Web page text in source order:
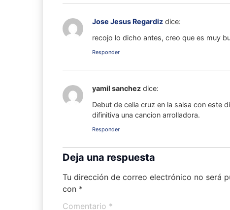
Jose Jesus Regardiz dice:
recojo lo dicho antes, creo que es muy
Responder
yamil sanchez dice:
Debut de celia cruz en la salsa con este
difinitiva una cancion arrolladora.
Responder
Deja una respuesta
Tu dirección de correo electrónico no será
con *
Comentario *